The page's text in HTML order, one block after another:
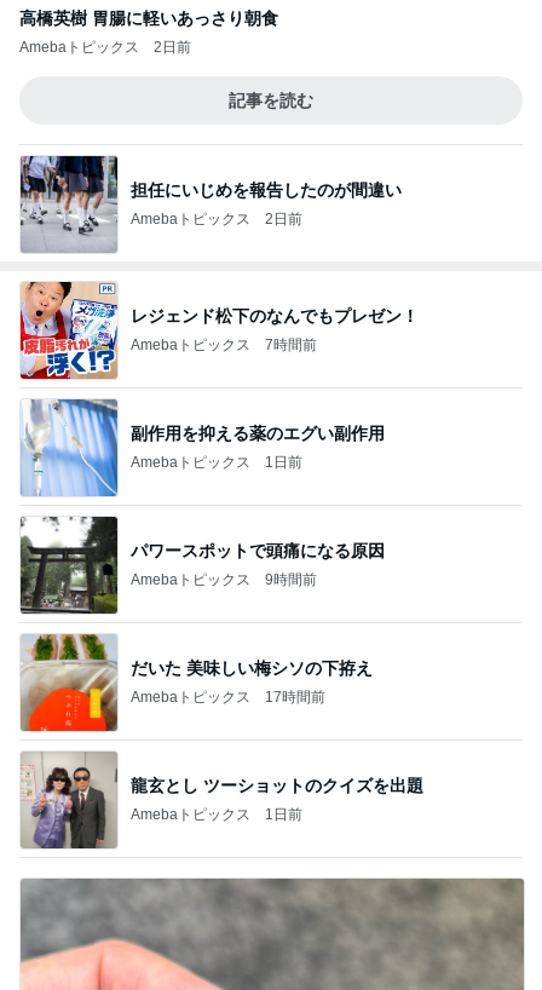
高橋英樹 胃腸に軽いあっさり朝食
Amebaトピックス 2日前
記事を読む
担任にいじめを報告したのが間違い
Amebaトピックス 2日前
レジェンド松下のなんでもプレゼン！
Amebaトピックス 7時間前
副作用を抑える薬のエグい副作用
Amebaトピックス 1日前
パワースポットで頭痛になる原因
Amebaトピックス 9時間前
だいた 美味しい梅シソの下拵え
Amebaトピックス 17時間前
龍玄とし ツーショットのクイズを出題
Amebaトピックス 1日前